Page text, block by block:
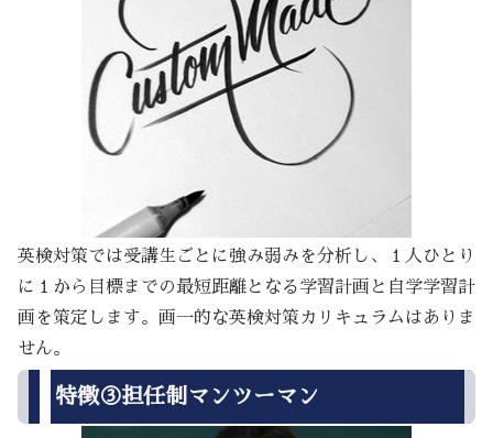
英検対策では受講生ごとに強み弱みを分析し、１人ひとり
に１から目標までの最短距離となる学習計画と自学学習計
画を策定します。画一的な英検対策カリキュラムはありま
せん。
特徴③担任制マンツーマン